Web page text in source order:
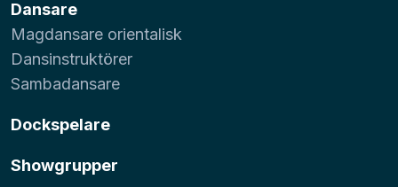
Dansare
Magdansare orientalisk
Dansinstruktörer
Sambadansare
Dockspelare
Showgrupper